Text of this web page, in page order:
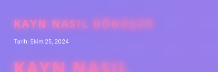
KAYN NASIL DÖNÜŞÜR
Tarih: Ekim 25, 2024